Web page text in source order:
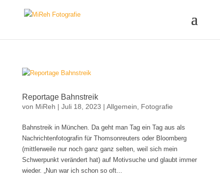
Reportage Bahnstreik
von MiReh | Juli 18, 2023 | Allgemein Fotografie
Bahnstreik in München. Da geht man Tag ein Tag aus als
Nachrichtenfotografin für Thomsonreuters oder Bloomberg
(mittlerweile nur noch ganz ganz selten, weil sich mein
Schwerpunkt verändert hat) auf Motivsuche und glaubt immer
wieder. „Nun war ich schon so oft...